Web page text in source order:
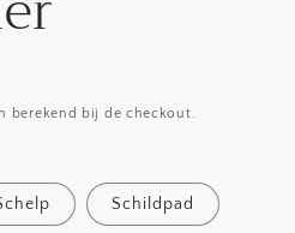
berekend bij de checkout.
Schildpad